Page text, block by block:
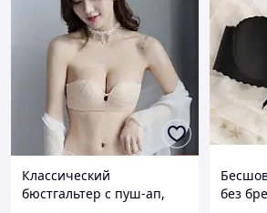
Классический
бюстгальтер с пуш-ап,
без